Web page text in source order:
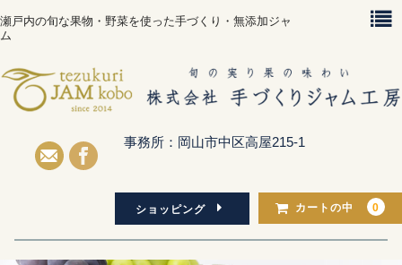
瀬戸内の旬な果物・野菜を使った手づくり・無添加ジャ
ム
事務所：岡山市中区高屋215-1
カートの中 0
ショッピング
Home